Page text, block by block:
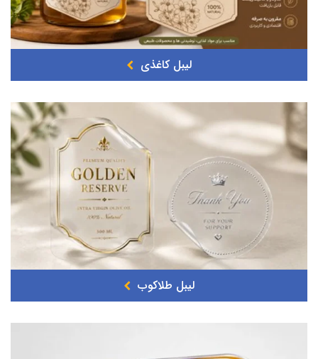
لیبل کاغذی
لیبل طلاکوب